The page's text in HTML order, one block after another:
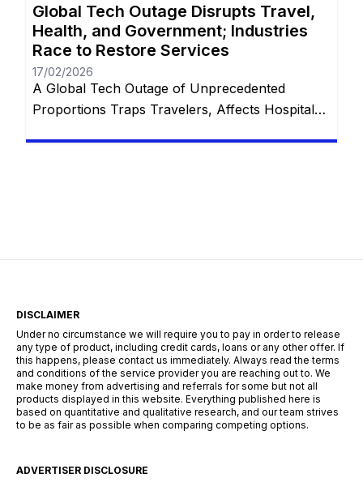
Global Tech Outage Disrupts Travel,
Health, and Government; Industries
Race to Restore Services
17/02/2026
A Global Tech Outage of Unprecedented
Proportions Traps Travelers, Affects Hospitals,
disrupted emergency communication systems,
DISCLAIMER
Under no circumstance we will require you to pay in order to release
any type of product, including credit cards, loans or any other offer. If
this happens, please contact us immediately. Always read the terms
and conditions of the service provider you are reaching out to. We
make money from advertising and referrals for some but not all
products displayed in this website. Everything published here is
based on quantitative and qualitative research, and our team strives
to be as fair as possible when comparing competing options.
ADVERTISER DISCLOSURE